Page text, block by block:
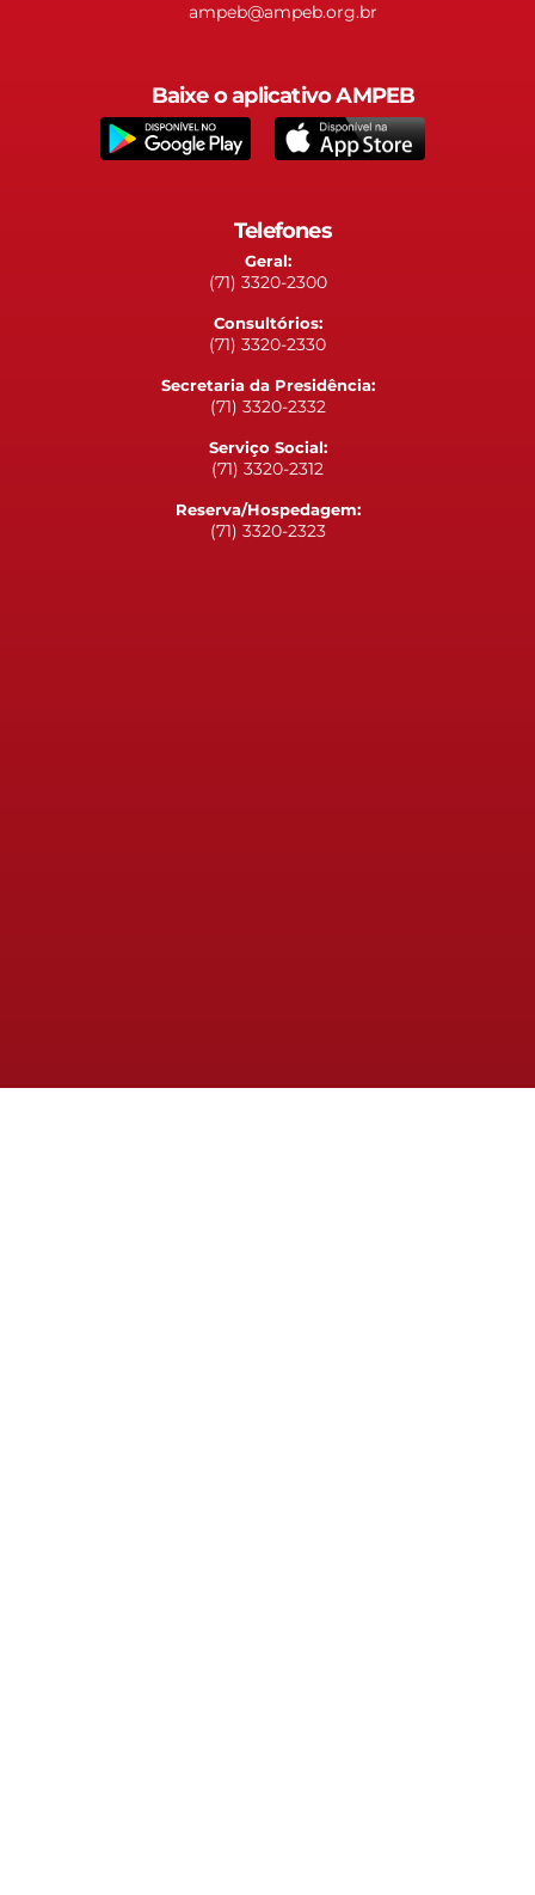
ampeb@ampeb.org.br
Baixe o aplicativo AMPEB
Telefones
Geral:
(71) 3320-2300
Consultórios:
(71) 3320-2330
Secretaria da Presidência:
(71) 3320-2332
Serviço Social:
(71) 3320-2312
Reserva/Hospedagem:
(71) 3320-2323